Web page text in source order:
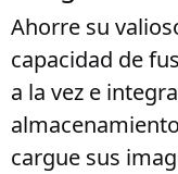
Ahorre su
capacidad de
a la vez e
cargue sus